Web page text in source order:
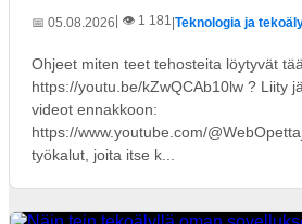
📅 05.08.2026 | 👁️ 1 181|Teknologia ja
Ohjeet miten teet tehosteita löytyvät
https://youtu.be/kZwQCAb10lw ? Liity
videot ennakkoon:
https://www.youtube.com/
työkalut, joita itse k...